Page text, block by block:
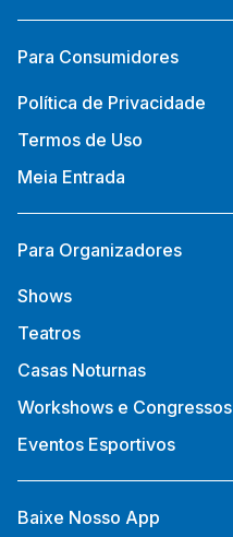
Para Consumidores
Política de Privacidade
Termos de Uso
Meia Entrada
Para Organizadores
Shows
Teatros
Casas Noturnas
Workshows e Congressos
Eventos Esportivos
Baixe Nosso App